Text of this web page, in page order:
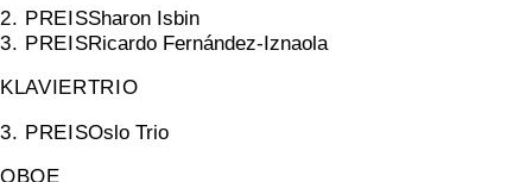
2. PREISSharon Isbin
3. PREISRicardo Fernández-Iznaola
KLAVIERTRIO
3. PREISOslo Trio
OBOE